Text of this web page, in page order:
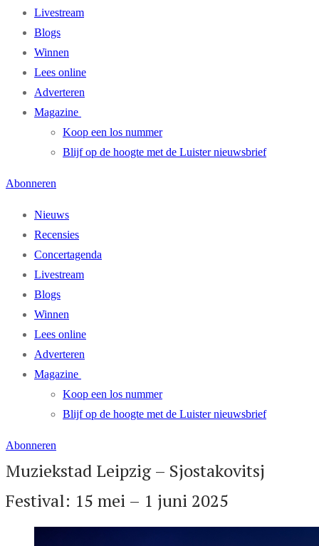
Livestream
Blogs
Winnen
Lees online
Adverteren
Magazine
Koop een los nummer
Blijf op de hoogte met de Luister nieuwsbrief
Abonneren
Nieuws
Recensies
Concertagenda
Livestream
Blogs
Winnen
Lees online
Adverteren
Magazine
Koop een los nummer
Blijf op de hoogte met de Luister nieuwsbrief
Abonneren
Muziekstad Leipzig – Sjostakovitsj
Festival: 15 mei – 1 juni 2025